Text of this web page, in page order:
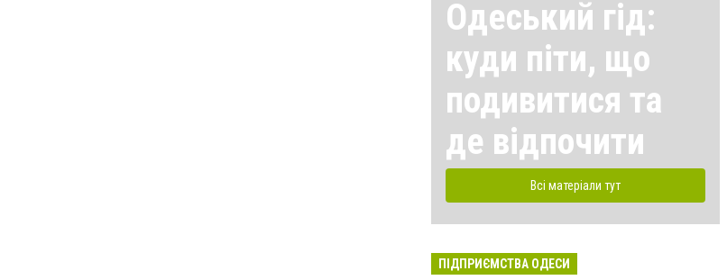
Одеський гід:
куди піти, що
подивитися та
де відпочити
Всі матеріали тут
ПІДПРИЄМСТВА ОДЕСИ